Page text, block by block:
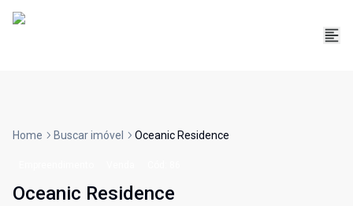
Home Buscar imóvel Oceanic Residence
Oceanic Residence